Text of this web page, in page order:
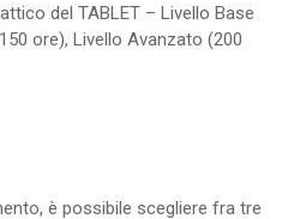
del TABLET – Livello Base
ore), Livello Avanzato (200
è possibile scegliere fra tre